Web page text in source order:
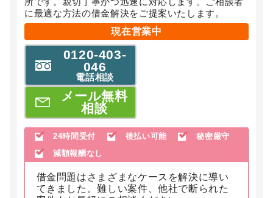
に最適な方法の借金解決をご提案いたします。
現在営業中
0120-403-
046
電話相談
メール無料
相談
24時間受付 後払い可能
秘密厳守
減額報酬なし
借金問題はさまざまなケースを解決に導い
てきました。難しい案件、他社で断られた